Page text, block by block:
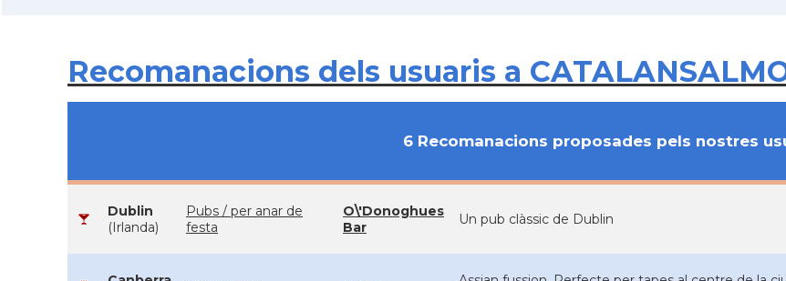
Recomanacions dels usuaris a
6 Recomanacions proposades pels nostres
Dublin
(Irlanda)
Pubs / per anar de
festa
O\'Donoghues
Bar
Un pub clàssic de Dublin